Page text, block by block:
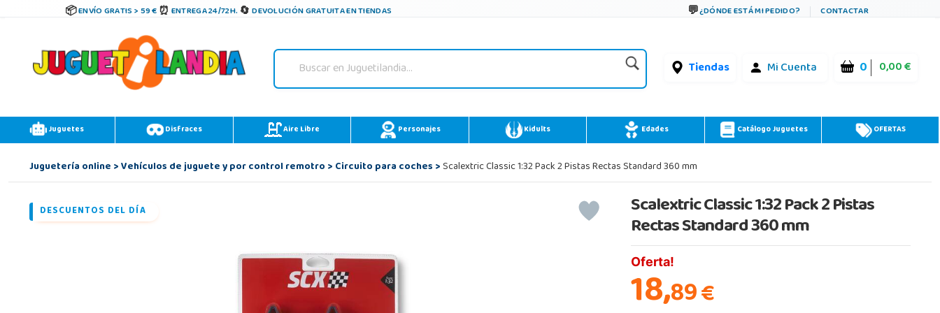
ENVÍO GRATIS > 59 € ENTREGA 24/72H. DEVOLUCIÓN GRATUITA EN TIENDAS ¿DÓNDE ESTÁ MI PEDIDO? CONTACTAR
Tiendas Mi Cuenta 0 0,00 €
Juguetes Disfraces Aire Libre Personajes Kidults Edades Catálogo Juguetes OFERTAS
Juguetería online>Vehículos de juguete y por control remotro>Circuito para coches>Scalextric Classic 1:32 Pack 2 Pistas Rectas Standard 360 mm
DESCUENTOS DEL DÍA Scalextric Classic 1:32 Pack 2 Pistas
Rectas Standard 360 mm
Oferta!
18,89€